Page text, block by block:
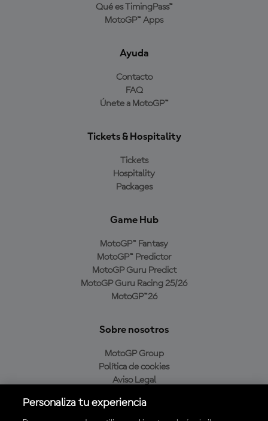
Qué es TimingPass™
MotoGP™ Apps
Ayuda
Contacto
FAQ
Únete a MotoGP™
Tickets & Hospitality
Tickets
Hospitality
Packages
Game Hub
MotoGP™ Fantasy
MotoGP™ Predictor
MotoGP Guru Predict
MotoGP Guru Racing 25/26
MotoGP™26
Sobre nosotros
MotoGP Group
Política de cookies
Aviso Legal
Política de compra
Personaliza tu experiencia